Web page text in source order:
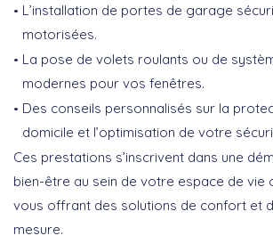
L’installation de portes de garage
motorisées.
La pose de volets roulants ou de
modernes pour vos fenêtres.
Des conseils personnalisés sur la
domicile et l’optimisation de votre
Ces prestations s’inscrivent dans une
bien-être au sein de votre espace de vie
vous offrant des solutions de confort et
mesure.